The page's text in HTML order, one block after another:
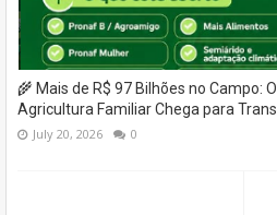
🌾 Mais de R$ 97 Bilhões no Campo:
Agricultura Familiar Chega para
July 20, 2026 0